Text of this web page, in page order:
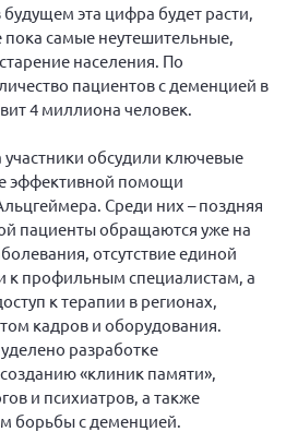
тренинг
новые реалии" (26-
эта цифра будет расти,
самые неутешительные,
населения. По
пациентов с деменцией в
4 миллиона человек.
участники обсудили ключевые
эффективной помощи
Среди них – поздняя
пациенты обращаются уже на
отсутствие единой
к профильным специалистам, а
к терапии в регионах,
кадров и оборудования.
разработке
«клиник памяти»,
и психиатров, а также
борьбы с деменцией.